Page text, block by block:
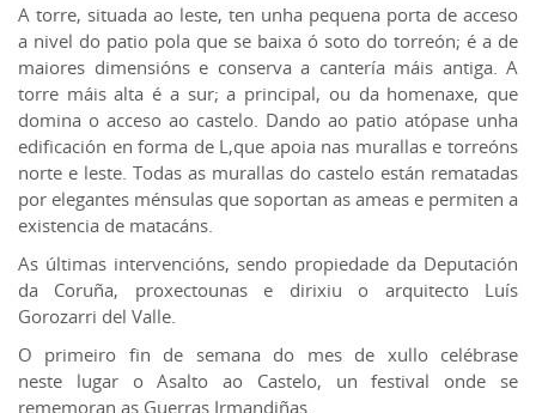
A torre, situada ao leste, ten unha pequena porta de acceso
a nivel do patio pola que se baixa ó soto do torreón; é a de
maiores dimensións e conserva a cantería máis antiga. A
torre máis alta é a sur; a principal, ou da homenaxe, que
domina o acceso ao castelo. Dando ao patio atópase unha
edificación en forma de L,que apoia nas murallas e torreóns
norte e leste. Todas as murallas do castelo están rematadas
por elegantes ménsulas que soportan as ameas e permiten a
existencia de matacáns.
As últimas intervencións, sendo propiedade da Deputación
da Coruña, proxectounas e dirixiu o arquitecto Luís
Gorozarri del Valle.
O primeiro fin de semana do mes de xullo celébrase
neste lugar o Asalto ao Castelo, un festival onde se
rememoran as Guerras Irmandiñas.